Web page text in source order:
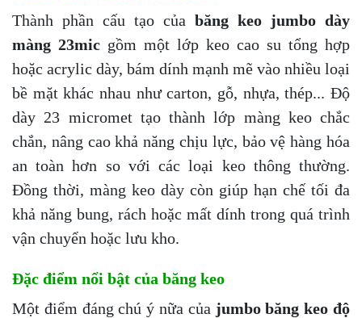
Thành phần cấu tạo của băng keo jumbo dày
màng 23mic gồm một lớp keo cao su tổng hợp
hoặc acrylic dày, bám dính mạnh mẽ vào nhiều loại
bề mặt khác nhau như carton, gỗ, nhựa, thép... Độ
dày 23 micromet tạo thành lớp màng keo chắc
chắn, nâng cao khả năng chịu lực, bảo vệ hàng hóa
an toàn hơn so với các loại keo thông thường.
Đồng thời, màng keo dày còn giúp hạn chế tối đa
khả năng bung, rách hoặc mất dính trong quá trình
vận chuyển hoặc lưu kho.
Đặc điểm nổi bật của băng keo
Một điểm đáng chú ý nữa của jumbo băng keo độ